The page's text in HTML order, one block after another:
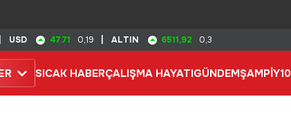
USD 47.71 0,19 ALTIN 6511,92 0,3
SICAK HABERÇALIŞMA HAYATIGÜNDEMŞAMPİY10